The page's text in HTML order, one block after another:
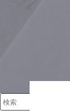
検索キーワード入力